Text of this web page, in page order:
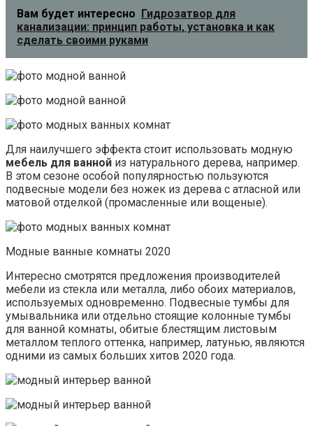
Вам будет интересно
Гидрозатвор для
канализации: принцип работы, установка и как
сделать своими руками
Для наилучшего эффекта стоит использовать модную
мебель для ванной из натурального дерева, например.
В этом сезоне особой популярностью пользуются
подвесные модели без ножек из дерева с атласной или
матовой отделкой (промасленные или вощеные).
Модные ванные комнаты 2020
Интересно смотрятся предложения производителей
мебели из стекла или металла, либо обоих материалов,
используемых одновременно. Подвесные тумбы для
умывальника или отдельно стоящие колонные тумбы
для ванной комнаты, обитые блестящим листовым
металлом теплого оттенка, например, латунью, являются
одними из самых больших хитов 2020 года.